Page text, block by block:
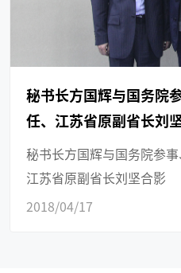
秘书长方国辉与国务院
任、江苏省原副省长刘
秘书长方国辉与国务院参事
江苏省原副省长刘坚合影
2018/04/17